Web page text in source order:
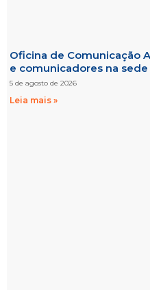
Oficina de Comunicação
e comunicadores na
5 de agosto de 2026
Leia mais »